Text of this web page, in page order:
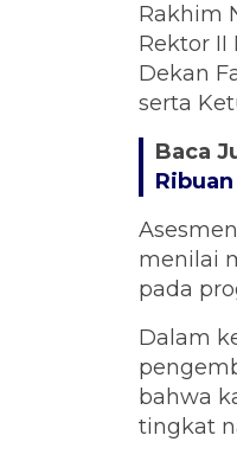
Rakhim
Rektor II
Dekan
serta
Baca
menilai
pada
Dalam
bahwa
tingkat